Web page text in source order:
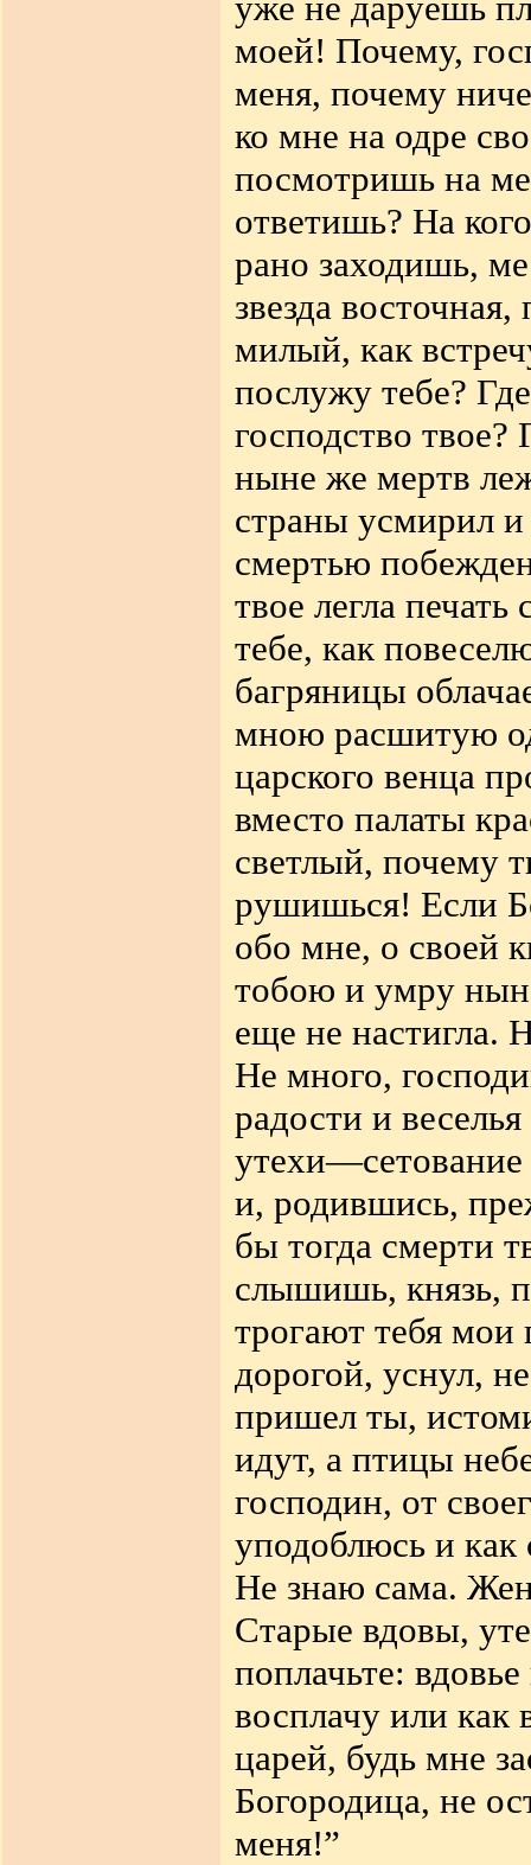
моей! Почему,
меня, почему
ко мне на одре
посмотришь на
ответишь? На
рано заходишь,
звезда
милый, как
послужу тебе?
господство
ныне же мертв
страны усмирил
смертью
твое легла
тебе, как
багряницы
мною расшитую
царского венца
вместо палаты
светлый, почему
рушишься! Если
обо мне, о своей
тобою и умру
еще не настигла.
Не много,
радости и
утехи—сетование
и, родившись,
бы тогда смерти
слышишь, князь,
трогают тебя мои
дорогой, уснул,
пришел ты,
идут, а птицы
господин, от
уподоблюсь и как
Не знаю сама.
Старые вдовы,
поплачьте:
восплачу или
царей, будь мне
Богородица, не
меня!”